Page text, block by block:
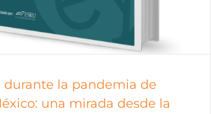
durante la pandemia de
una mirada desde la